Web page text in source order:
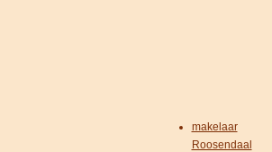
makelaar
Roosendaal